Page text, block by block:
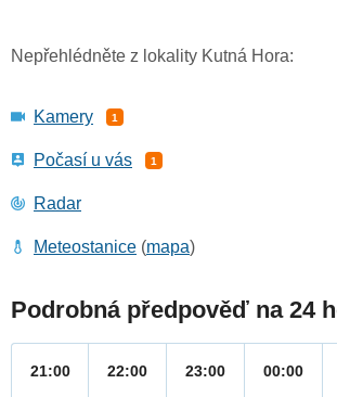
Nepřehlédněte z lokality Kutná Hora:
Kamery 1
Počasí u vás 1
Radar
Meteostanice (mapa)
Podrobná předpověď na 24
21:00 22:00 23:00 00:00